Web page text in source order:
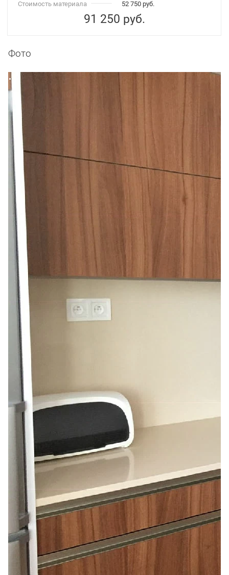
Стоимость материала 52 750 руб.
91 250 руб.
Фото